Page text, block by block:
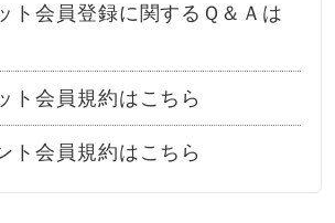
ト会員登録に関するＱ＆Ａは
ト会員規約はこちら
ト会員規約はこちら